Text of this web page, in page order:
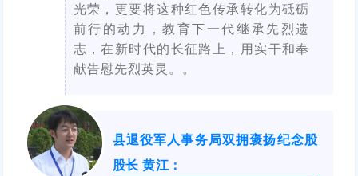
光荣，更要将这种红色传承转化为砥砺
前行的动力，教育下一代继承先烈遗
志，在新时代的长征路上，用实干和奉
献告慰先烈英灵。 。
县退役军人事务局双拥褒扬纪念股
股长 黄江：